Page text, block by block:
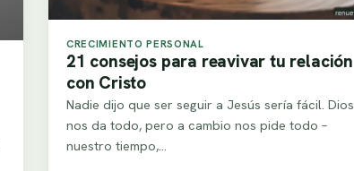
CRECIMIENTO PERSONAL
21 consejos para reavivar tu relación
con Cristo
Nadie dijo que ser seguir a Jesús sería fácil. Dios
nos da todo, pero a cambio nos pide todo –
nuestro tiempo,…